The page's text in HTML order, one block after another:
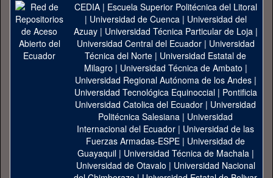
CEDIA| Escuela Superior Politécnica del Litoral
| Universidad de Cuenca| Universidad del
Azuay| Universidad Técnica Particular de Loja|
Universidad Central del Ecuador| Universidad
Técnica del Norte | Universidad Estatal de
Milagro | Universidad Técnica de Ambato |
Universidad Regional Autónoma de los Andes|
Universidad Tecnológica Equinoccial| Pontificia
Universidad Catolica del Ecuador | Universidad
Politécnica Salesiana | Universidad
Internacional del Ecuador | Universidad de las
Fuerzas Armadas-ESPE | Universidad de
Guayaquil| Universidad Técnica de Machala|
Universidad de Otavalo | Universidad Nacional